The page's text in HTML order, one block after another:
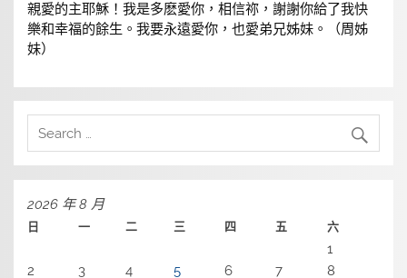
親愛的主耶穌！我是多麽愛你，相信祢，謝謝你給了我快
樂和幸福的餘生。我要永遠愛你，也愛弟兄姊妹。（周姊
妹）
2026 年 8 月
日 一 二 三 四 五 六
1
2
3 4 5 6 7 8